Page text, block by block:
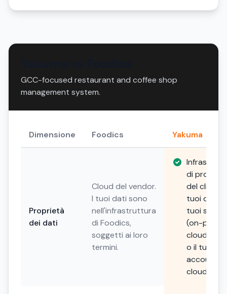
GCC-focused restaurant and coffee shop
management system.
Dimensione Foodics Yakuma
Proprietà
dei dati
Cloud del vendor.
I tuoi dati sono
nell'infrastruttura
di Foodics,
soggetti ai loro
termini.
di
del cliente.
tuoi dati, i
tuoi server
(on-
cloud
o il tuo
account
cloud).